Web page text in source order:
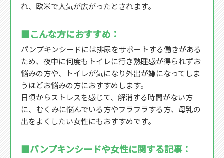
れ、欧米で人気が広がったとされます。
■こんな方におすすめ：
パンプキンシードには排尿をサポートする働きがある
ため、夜中に何度もトイレに行き熟睡感が得られずお
悩みの方や、トイレが気になり外出が嫌になってしま
うほどお悩みの方におすすめします。
日頃からストレスを感じて、解消する時間がない方
に、むくみに悩んでいる方やフラフラする方、母乳の
出をよくしたい女性にもおすすめです。
■パンプキンシードや女性に関する記事：